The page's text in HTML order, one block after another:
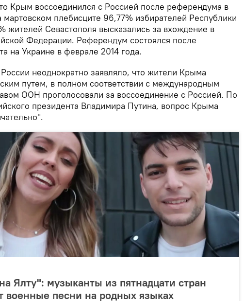
Крым воссоединился с Россией после референдума в
мартовском плебисците 96,77% избирателей Республики
жителей Севастополя высказались за вхождение в
Федерации. Референдум состоялся после
на Украине в феврале 2014 года.
неоднократно заявляло, что жители Крыма
путем, в полном соответствии с международным
ООН проголосовали за воссоединение с Россией. По
президента Владимира Путина, вопрос Крыма
Ялту": музыканты из пятнадцати стран
военные песни на родных языках